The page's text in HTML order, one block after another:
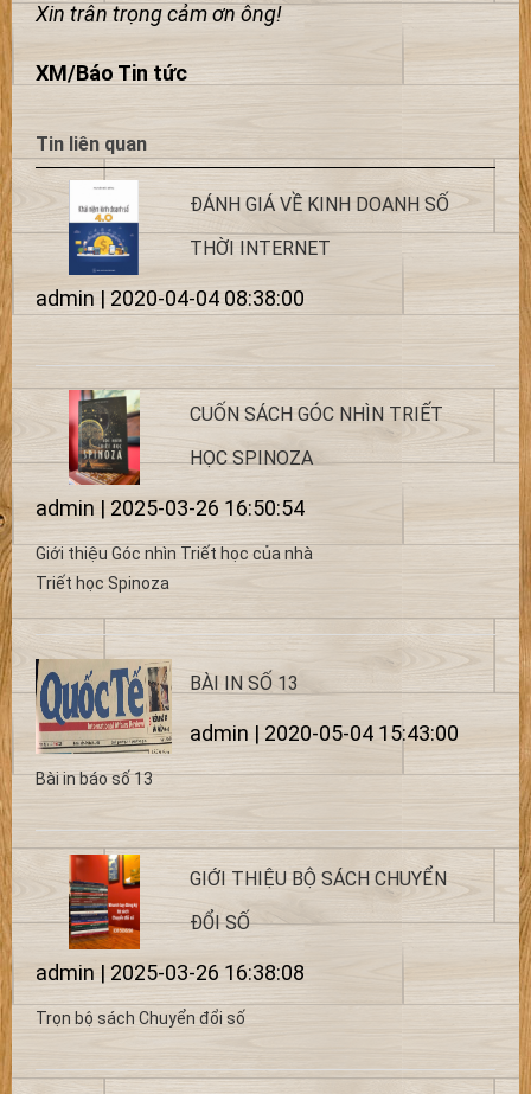
Xin trân trọng cảm ơn ông!
XM/Báo Tin tức
Tin liên quan
ĐÁNH GIÁ VỀ KINH DOANH SỐ
THỜI INTERNET
admin | 2020-04-04 08:38:00
CUỐN SÁCH GÓC NHÌN TRIẾT
HỌC SPINOZA
admin | 2025-03-26 16:50:54
Giới thiệu Góc nhìn Triết học của nhà
Triết học Spinoza
BÀI IN SỐ 13
admin | 2020-05-04 15:43:00
Bài in báo số 13
GIỚI THIỆU BỘ SÁCH CHUYỂN
ĐỔI SỐ
admin | 2025-03-26 16:38:08
Trọn bộ sách Chuyển đổi số